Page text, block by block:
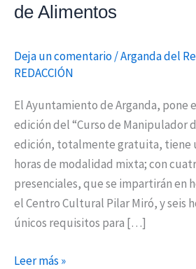
de Alimentos
Deja un comentario/Arganda del
REDACCIÓN
El Ayuntamiento de Arganda, pone
edición del “Curso de Manipulador
edición, totalmente gratuita, tiene
horas de modalidad mixta; con
presenciales, que se impartirán en
el Centro Cultural Pilar Miró, y seis
únicos requisitos para […]
Leer más »